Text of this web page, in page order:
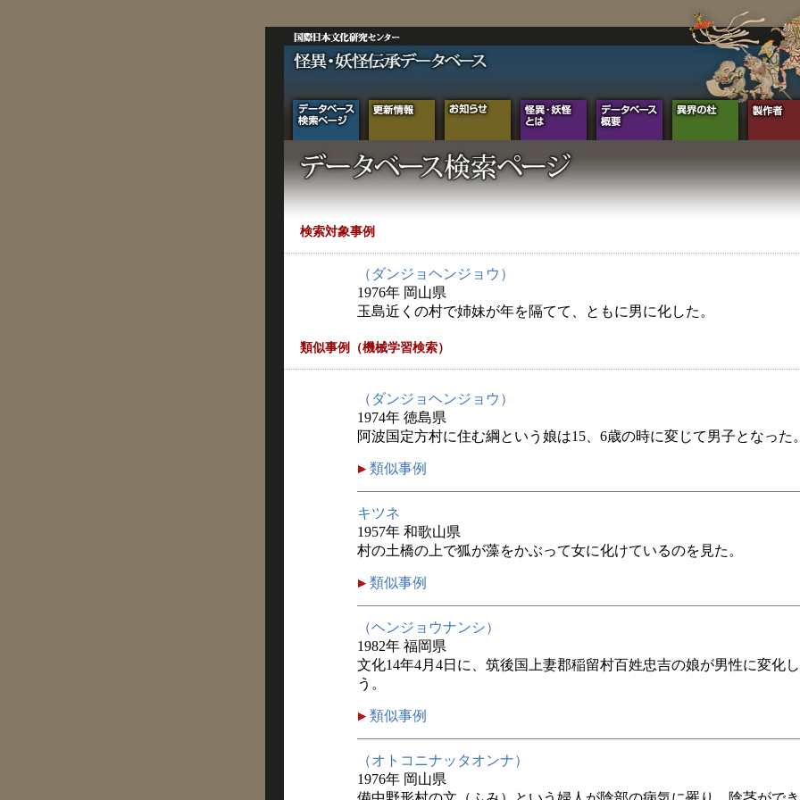
検索対象事例
（ダンジョヘンジョウ）
1976年 岡山県
玉島近くの村で姉妹が年を隔てて、ともに男に化した。
類似事例（機械学習検索）
（ダンジョヘンジョウ）
1974年 徳島県
阿波国定方村に住む綱という娘は15、6歳の時に変じて男子となった。
類似事例
キツネ
1957年 和歌山県
村の土橋の上で狐が藻をかぶって女に化けているのを見た。
類似事例
（ヘンジョウナンシ）
1982年 福岡県
文化14年4月4日に、筑後国上妻郡稲留村百姓忠吉の娘が男性に変化
う。
類似事例
（オトコニナッタオンナ）
1976年 岡山県